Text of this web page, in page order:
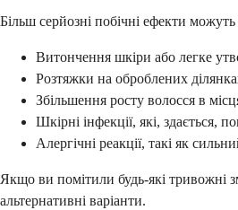
Більш серйозні побічні ефекти
Витончення шкіри або легке
Розтяжки на оброблених
Збільшення росту волосся в
Шкірні інфекції, які, здається,
Алергічні реакції, такі як
Якщо ви помітили будь-які тривожні
альтернативні варіанти.